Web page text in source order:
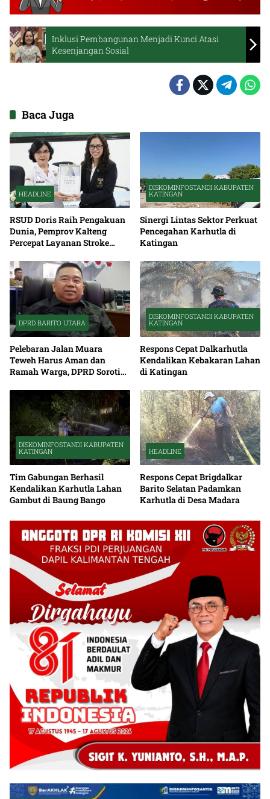
Inklusi Pembangunan Menjadi Kunci Atasi
Kesenjangan Sosial
Baca Juga
HEADLINE
RSUD Doris Raih Pengakuan
Dunia, Pemprov Kalteng
Percepat Layanan Stroke
DISKOMINFOSTANDI KABUPATEN
KATINGAN
Sinergi Lintas Sektor Perkuat
Pencegahan Karhutla di
Katingan
DPRD BARITO UTARA
Pelebaran Jalan Muara
Teweh Harus Aman dan
Ramah Warga, DPRD Soroti
DISKOMINFOSTANDI KABUPATEN
KATINGAN
Respons Cepat Dalkarhutla
Kendalikan Kebakaran Lahan
di Katingan
DISKOMINFOSTANDI KABUPATEN
KATINGAN
Tim Gabungan Berhasil
Kendalikan Karhutla Lahan
Gambut di Baung Bango
HEADLINE
Respons Cepat Brigdalkar
Barito Selatan Padamkan
Karhutla di Desa Madara